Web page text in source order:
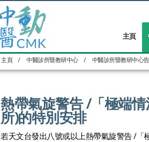
主頁
主頁 / 中醫診所暨教研中心 / 中醫診所暨教研中心
熱帶氣旋警告 /「極端
所)的特別安排
若天文台發出八號或以上熱帶氣旋警告 /「